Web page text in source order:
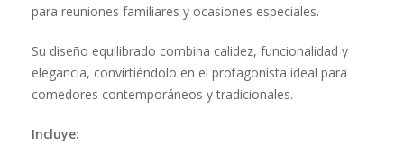
para reuniones familiares y ocasiones especiales.
Su diseño equilibrado combina calidez, funcionalidad y
elegancia, convirtiéndolo en el protagonista ideal para
comedores contemporáneos y tradicionales.
Incluye: